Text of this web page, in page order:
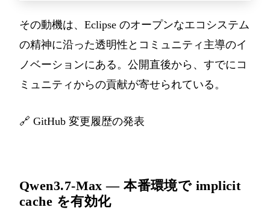
その動機は、Eclipse のオープンなエコシステム
の精神に沿った透明性とコミュニティ主導のイ
ノベーションにある。公開直後から、すでにコ
ミュニティからの貢献が寄せられている。
🔗 GitHub 変更履歴の発表
Qwen3.7-Max — 本番環境で implicit
cache を有効化